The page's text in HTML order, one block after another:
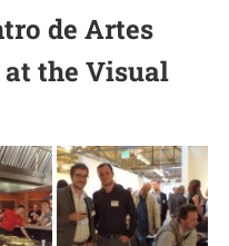
de Artes
the Visual